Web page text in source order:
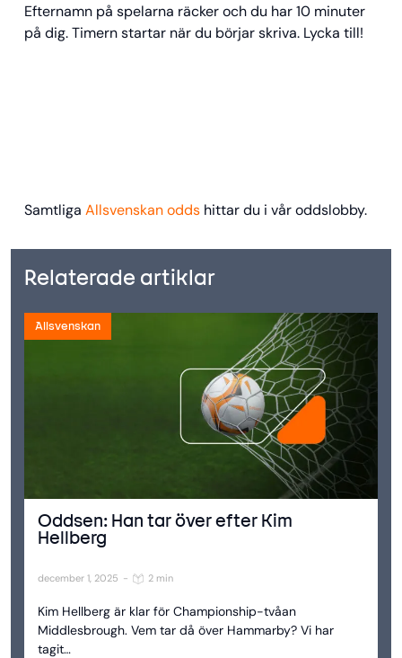
Efternamn på spelarna räcker och du har 10 minuter
på dig. Timern startar när du börjar skriva. Lycka till!
Samtliga Allsvenskan odds hittar du i vår oddslobby.
Relaterade artiklar
Allsvenskan
Oddsen: Han tar över efter Kim
Hellberg
december 1, 2025 - 2 min
Kim Hellberg är klar för Championship-tvåan
Middlesbrough. Vem tar då över Hammarby? Vi har
tagit…